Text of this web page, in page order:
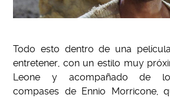
Todo esto dentro de una
entretener, con un estilo muy
Leone y acompañado de
compases de Ennio Morricone,